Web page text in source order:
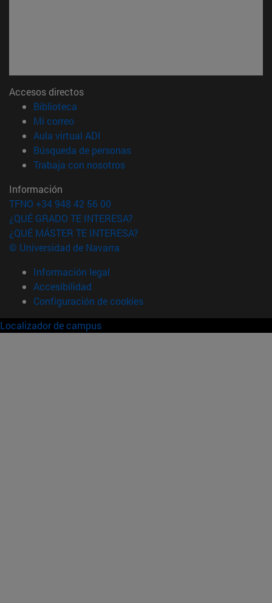
Accesos directos
Biblioteca
Mi correo(abre en nueva ventana)
Aula virtual ADI
Búsqueda de personas(abre en nueva ventana)
Trabaja con nosotros(abre en nueva ventana)
Información
TFNO +34 948 42 56 00
¿QUÉ GRADO TE INTERESA?
¿QUÉ MÁSTER TE INTERESA?
© Universidad de Navarra
Información legal
Accesibilidad
Configuración de cookies
Localizador de campus